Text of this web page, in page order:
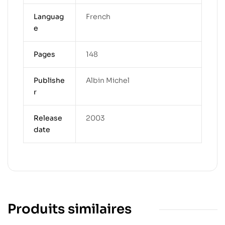
Languag
e
French
Pages 148
Publishe
r
Albin Michel
Release
date
2003
Produits similaires